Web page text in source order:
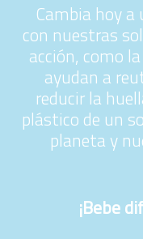
Cambia hoy
con nuestras
acción, como
ayudan a
reducir la
plástico de un
planeta y
¡Bebe